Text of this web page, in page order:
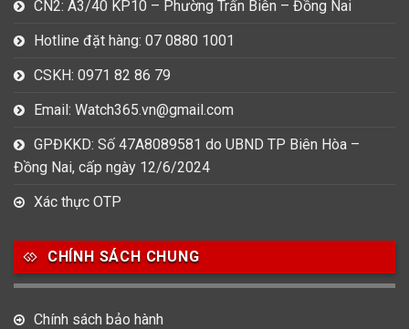
CN2: A3/40 KP10 – Phường Trấn Biên – Đồng Nai
Hotline đặt hàng: 07 0880 1001
CSKH: 0971 82 86 79
Email: Watch365.vn@gmail.com
GPĐKKD: Số 47A8089581 do UBND TP Biên Hòa –
Đồng Nai, cấp ngày 12/6/2024
Xác thực OTP
CHÍNH SÁCH CHUNG
Chính sách bảo hành